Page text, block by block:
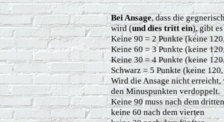
Bei Ansage, dass die
wird (und dies tritt ein), gibt
Keine 90 = 2 Punkte (keine
Keine 60 = 3 Punkte (keine
Keine 30 = 4 Punkte (keine
Schwarz = 5 Punkte (keine
Wird die Ansage nicht
den Minuspunkten verdoppelt.
Keine 90 muss nach dem
keine 60 nach dem vierten